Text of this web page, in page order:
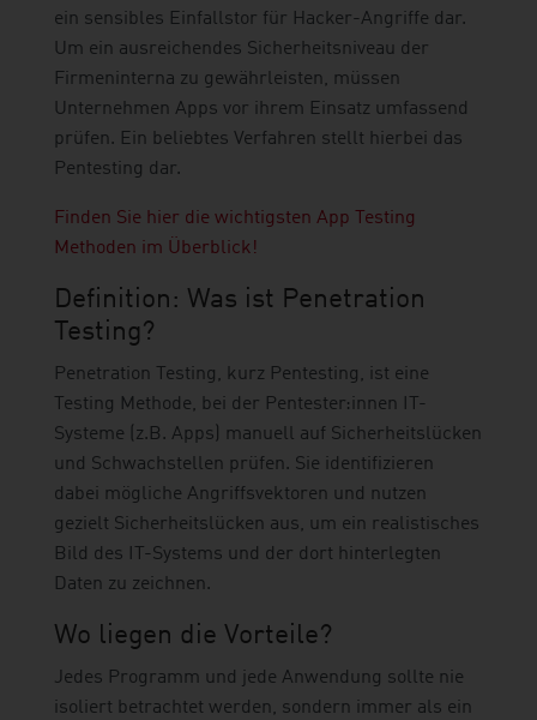
ein sensibles Einfallstor für Hacker-Angriffe dar.
Um ein ausreichendes Sicherheitsniveau der
Firmeninterna zu gewährleisten, müssen
Unternehmen Apps vor ihrem Einsatz umfassend
prüfen. Ein beliebtes Verfahren stellt hierbei das
Pentesting dar.
Finden Sie hier die wichtigsten App Testing
Methoden im Überblick!
Definition: Was ist Penetration
Testing?
Penetration Testing, kurz Pentesting, ist eine
Testing Methode, bei der Pentester:innen IT-
Systeme (z.B. Apps) manuell auf Sicherheitslücken
und Schwachstellen prüfen. Sie identifizieren
dabei mögliche Angriffsvektoren und nutzen
gezielt Sicherheitslücken aus, um ein realistisches
Bild des IT-Systems und der dort hinterlegten
Daten zu zeichnen.
Wo liegen die Vorteile?
Jedes Programm und jede Anwendung sollte nie
isoliert betrachtet werden, sondern immer als ein